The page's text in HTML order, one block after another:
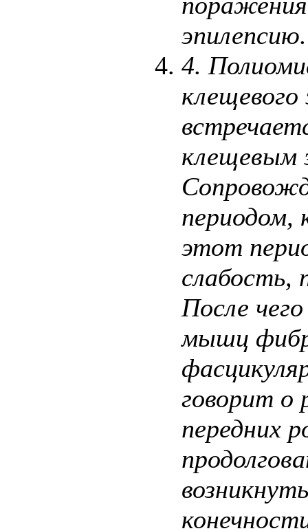
эпилепсию.
4.
клещевым
периодом,
этот
слабость,
После
мышц
говорит о
передних